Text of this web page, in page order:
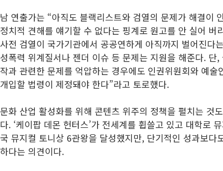
남 연출가는 “아직도 블랙리스트와 검열의 문제가 해결이
정치적 견해를 얘기할 수 없다는 핑계로 원고를 안 실어 버
사전 검열이 국가기관에서 공공연하게 아직까지 벌어진다
성폭력 위계질서나 젠더 이슈 등 문제는 지원을 해준다. 단
작과 관련한 문제를 억압하는 경우에도 인권위원회와 예술
개입할 법령이 제정돼야 한다”라고 토로했다.
문화 산업 활성화를 위해 콘텐츠 위주의 정책을 펼치는 것
다. ‘케이팝 데몬 헌터스’가 전세계를 휩쓸고 있고 대학로
국 뮤지컬 토니상 6관왕을 달성했지만, 단기적인 성과보다
하다는 의견이다.